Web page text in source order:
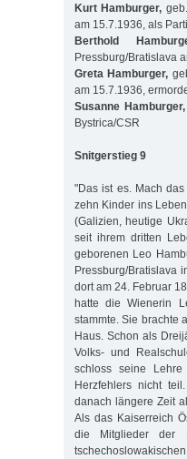
Kurt Hamburger,
am 15.7.1936, als
Berthold
Pressburg/Bratislava
Greta Hamburger,
am 15.7.1936,
Susanne Hamburger,
Bystrica/CSR
Snitgerstieg 9
"Das ist es. Mach
zehn Kinder ins
(Galizien, heutige
seit ihrem dritten
geborenen Leo
Pressburg/Bratislava
dort am 24. Februar
hatte die Wienerin
stammte. Sie brachte
Haus. Schon als
Volks- und
schloss seine
Herzfehlers nicht
danach längere Zeit
Als das Kaiserreich
die Mitglieder der